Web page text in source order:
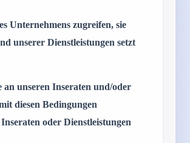
Unternehmens zugreifen, sie
unserer Dienstleistungen setzt
an unseren Inseraten und/oder
diesen Bedingungen
oder Dienstleistungen